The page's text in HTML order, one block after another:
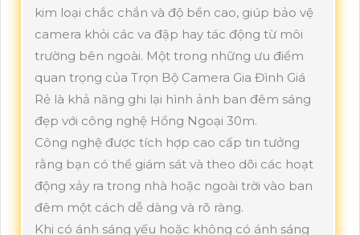
kim loại chắc chắn và độ bền cao, giúp bảo vệ
camera khỏi các va đập hay tác động từ môi
trường bên ngoài. Một trong những ưu điểm
quan trọng của Trọn Bộ Camera Gia Đình Giá
Rẻ là khả năng ghi lại hình ảnh ban đêm sáng
đẹp với công nghệ Hồng Ngoại 30m.
Công nghệ được tích hợp cao cấp tin tưởng
rằng bạn có thể giám sát và theo dõi các hoạt
động xảy ra trong nhà hoặc ngoài trời vào ban
đêm một cách dễ dàng và rõ ràng.
Khi có ánh sáng yếu hoặc không có ánh sáng